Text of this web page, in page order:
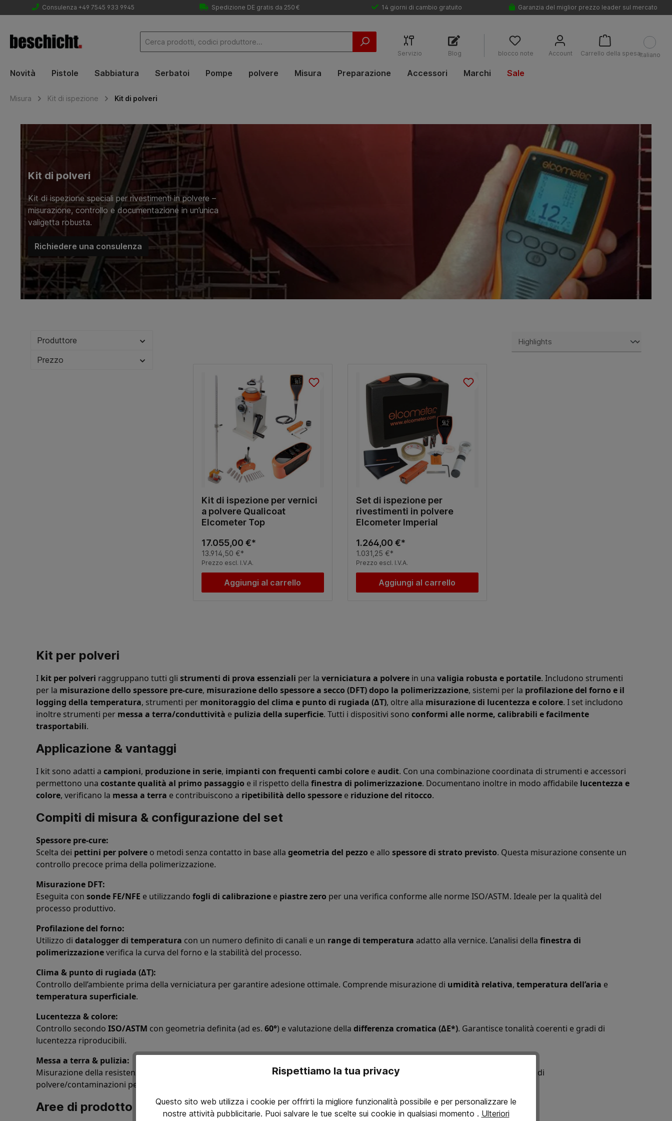
Consulenza +49 7545 933 9945 Spedizione DE gratis da 250 € 14 giorni di cambio gratuito Garanzia del miglior prezzo leader sul mercato
Servizio Blog blocco note Account Carrello della spesaItaliano
Novità Pistole Sabbiatura Serbatoi Pompe polvere Misura Preparazione Accessori Marchi Sale
Misura Kit di ispezione Kit di polveri
Kit di polveri
Kit di ispezione speciali per rivestimenti in polvere –
misurazione, controllo e documentazione in un’unica
valigetta robusta.
Richiedere una consulenza
Produttore
Prezzo
Kit di ispezione per vernici
a polvere Qualicoat
Elcometer Top
17.055,00 €*
13.914,50 €*
Prezzo escl. I.V.A.
Aggiungi al carrello
Set di ispezione per
rivestimenti in polvere
Elcometer Imperial
1.264,00 €*
1.031,25 €*
Prezzo escl. I.V.A.
Aggiungi al carrello
Kit per polveri
I kit per polveri raggruppano tutti gli strumenti di prova essenziali per la verniciatura a polvere in una valigia robusta e portatile. Includono strumenti
per la misurazione dello spessore pre-cure, misurazione dello spessore a secco (DFT) dopo la polimerizzazione, sistemi per la profilazione del forno e il
logging della temperatura, strumenti per monitoraggio del clima e punto di rugiada (ΔT), oltre alla misurazione di lucentezza e colore. I set includono
inoltre strumenti per messa a terra/conduttività e pulizia della superficie. Tutti i dispositivi sono conformi alle norme, calibrabili e facilmente
trasportabili.
Applicazione & vantaggi
I kit sono adatti a campioni, produzione in serie, impianti con frequenti cambi colore eaudit. Con una combinazione coordinata di strumenti e accessori
permettono una costante qualità al primo passaggio e il rispetto della finestra di polimerizzazione. Documentano inoltre in modo affidabile lucentezza e
colore, verificano la messa a terra e contribuiscono a ripetibilità dello spessore e riduzione del ritocco.
Compiti di misura & configurazione del set
Spessore pre-cure:
Scelta dei pettini per polvere o metodi senza contatto in base alla geometria del pezzo e allo spessore di strato previsto. Questa misurazione consente un
controllo precoce prima della polimerizzazione.
Misurazione DFT:
Eseguita con sonde FE/NFE e utilizzando fogli di calibrazione e piastre zero per una verifica conforme alle norme ISO/ASTM. Ideale per la qualità del
processo produttivo.
Profilazione del forno:
Utilizzo di datalogger di temperatura con un numero definito di canali e un range di temperatura adatto alla vernice. L’analisi della finestra di
polimerizzazioneverifica la curva del forno e la stabilità del processo.
Clima & punto di rugiada (ΔT):
Controllo dell’ambiente prima della verniciatura per garantire adesione ottimale. Comprende misurazione di umidità relativa, temperatura dell’aria e
temperatura superficiale.
Lucentezza & colore:
Controllo secondo ISO/ASTM con geometria definita (ad es. 60°) e valutazione della differenza cromatica (ΔE*). Garantisce tonalità coerenti e gradi di
lucentezza riproducibili.
Messa a terra & pulizia:
Misurazione della resistenza elettrica (
) su pezzo e appendici per garantire una corretta applicazione elettrostatica. Controllo di
polvere/contaminazioni per prevenire difetti della vernice.
Aree di prodotto & integrazione
Rispettiamo la tua privacy
Questo sito web utilizza i cookie per offrirti la migliore funzionalità possibile e per personalizzare le
nostre attività pubblicitarie. Puoi salvare le tue scelte sui cookie in qualsiasi momento . Ulteriori